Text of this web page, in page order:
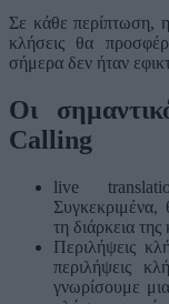
Σε κάθε περίπτωση,
κλήσεις θα
σήμερα δεν ήταν
Οι
Calling
live
Συγκεκριμένα,
τη διάρκεια
Περιλήψεις
περιλήψεις
γνωρίσουμε